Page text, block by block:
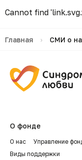
Cannot find
Главная › СМИ о
О фонде
О нас Управление
Виды поддержки